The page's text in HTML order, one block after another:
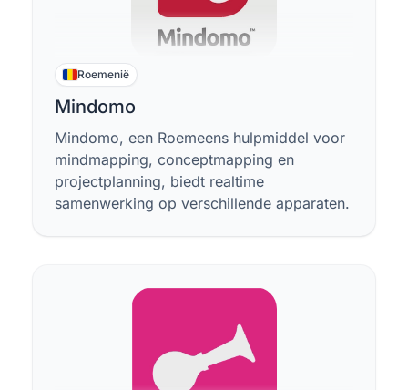
Roemenië
Mindomo
Mindomo, een Roemeens hulpmiddel voor
mindmapping, conceptmapping en
projectplanning, biedt realtime
samenwerking op verschillende apparaten.